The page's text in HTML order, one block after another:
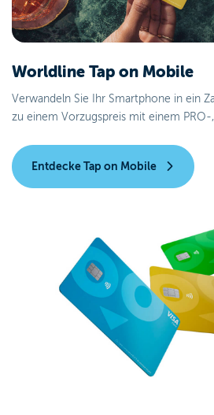
Worldline Tap on Mobile
Verwandeln Sie Ihr Smartphone in ein
zu einem Vorzugspreis mit einem
Entdecke Tap on Mobile